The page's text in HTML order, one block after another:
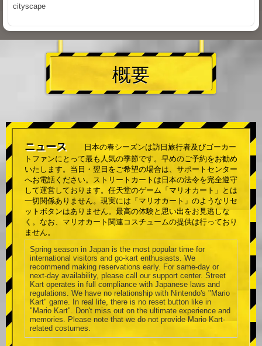
cityscape
概要
ニュース
日本の春シーズンは訪日旅行者及びゴーカー
トファンにとって最も人気の季節です。早めのご予約をお勧め
いたします。当日・翌日をご希望の場合は、サポートセンター
へお電話ください。ストリートカートは日本の法令を完全遵守
して運営しております。任天堂のゲーム「マリオカート」とは
一切関係ありません。現実には「マリオカート」のようなリセ
ットボタンはありません。最高の体験と思い出をお見逃しな
く。なお、マリオカート関連コスチュームの提供は行っており
ません。
Spring season in Japan is the most popular time for
international visitors and go-kart enthusiasts. We
recommend making reservations early. For same-day or
next-day availability, please call our support center. Street
Kart operates in full compliance with Japanese laws and
regulations. We have no relationship with Nintendo's "Mario
Kart" game. In real life, there is no reset button like in
"Mario Kart". Don't miss out on the ultimate experience and
memories. Please note that we do not provide Mario Kart-
related costumes.